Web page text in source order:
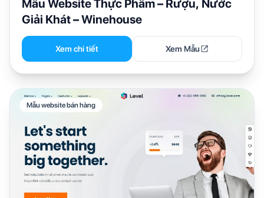
Mẫu Website Thực Phẩm – Rượu, Nước
Giải Khát – Winehouse
Xem chi tiết Xem Mẫu
Mẫu website bán hàng